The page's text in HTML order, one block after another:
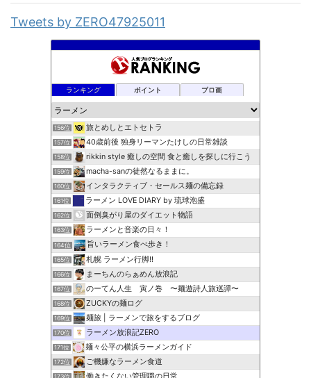
Tweets by ZERO47925011
ランキング ポイント ブロ画
156位 旅とめしとエトセトラ
157位 40歳前後 独身リーマンたけしの日常雑談
158位 rikkin style 癒しの空間 食と癒しを探しに行こう
159位 macha-sanの徒然なるままに。
160位 インタラクティブ・セールス麺の備忘録
161位 ラーメン LOVE DIARY by 琉球泡盛
162位 面倒臭がり屋のダイエット物語
163位 ラーメンと音楽の日々！
164位 旨いラーメン食べ歩き！
165位 札幌 ラーメン行脚!!
166位 まーちんのらぁめん放浪記
167位 のーてん人生 寅ノ巻 〜麺遊詩人旅巡譚〜
168位 ZUCKYの麺ログ
169位 麺旅 | ラーメンで旅をするブログ
170位 ラーメン放浪記ZERO
171位 麺々公平の横浜ラーメンガイド
172位 ご機嫌なラーメン食道
173位 働きたくない管理職の日常